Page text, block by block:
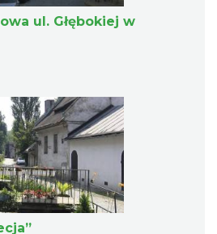
ul. Głębokiej w